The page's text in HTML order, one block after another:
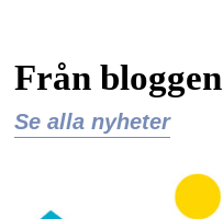
Från bloggen
Se alla nyheter